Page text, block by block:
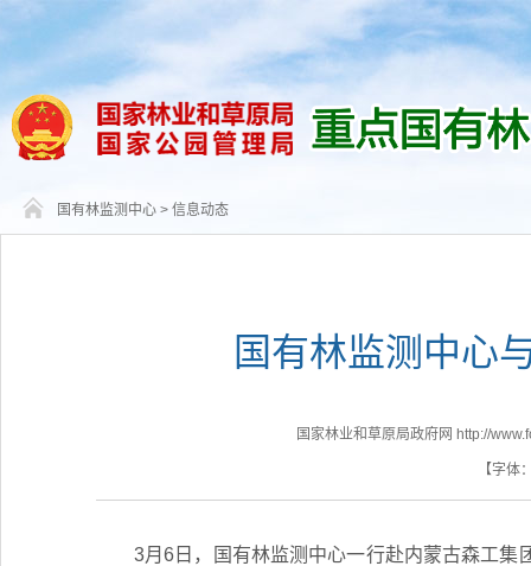
国有林监测中心 > 信息动态
国有林监测中心
国家林业和草原局政府网 http://
【字体
3月6日，国有林监测中心一行赴内蒙古森工集